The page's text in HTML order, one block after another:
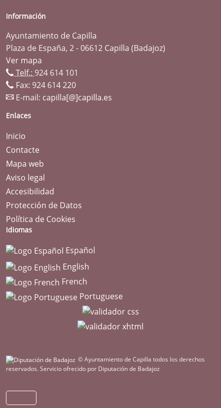
Información
Ayuntamiento de Capilla
Plaza de España, 2 - 06612 Capilla (Badajoz)
Ver mapa
Telf.: 924 614 101
Fax: 924 614 220
E-mail: capilla[@]capilla.es
Enlaces
Inicio
Contacte
Mapa web
Aviso legal
Accesibilidad
Protección de Datos
Política de Cookies
Idiomas
Español
English
French
Portuguese
© Ayuntamiento de Capilla todos los derechos
reservados.Servicio ofrecido por Diputación de Badajoz